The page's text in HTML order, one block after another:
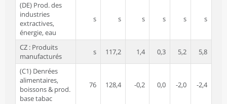
(DE) Prod. des
industries
extractives,
énergie, eau
s s s s s s
CZ : Produits
manufacturés
s 117,2 1,4 0,3 5,2 5,8
(C1) Denrées
alimentaires,
boissons & prod.
base tabac
76 128,4 -0,2 0,0 -2,0 -2,4